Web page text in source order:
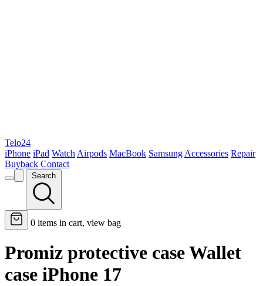
Telo24
iPhone iPad Watch Airpods MacBook Samsung Accessories Repair
Buyback Contact
Search
0 items in cart, view bag
Promiz protective case Wallet
case iPhone 17